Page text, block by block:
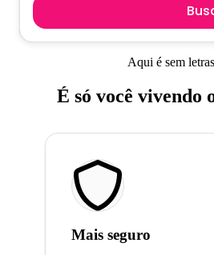
Aqui é sem
É só você vivendo
Mais seguro